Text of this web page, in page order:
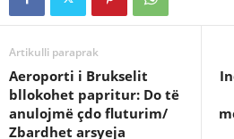
Artikulli paraprak
Aeroporti i Brukselit
bllokohet papritur: Do të
anulojmë çdo fluturim/
Zbardhet arsyeja